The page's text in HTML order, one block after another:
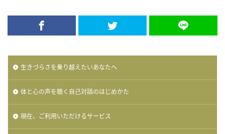
生きづらさを乗り越えたいあなたへ
体と心の声を聴く自己対話のはじめかた
現在、ご利用いただけるサービス